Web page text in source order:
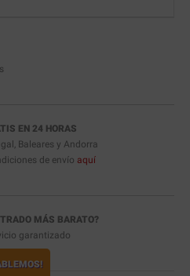
EN 24 HORAS
Baleares y Andorra
de envío aquí
MÁS BARATO?
garantizado